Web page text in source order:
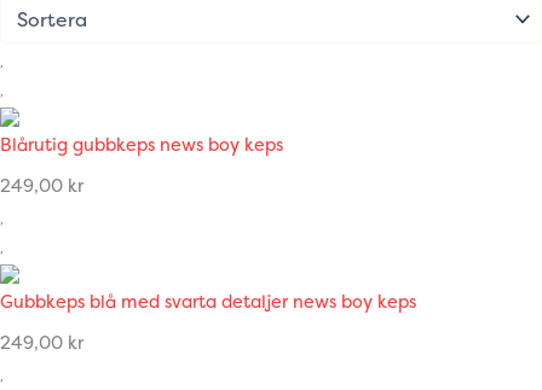
Blårutig gubbkeps news boy keps
249,00 kr
Gubbkeps blå med svarta detaljer news boy keps
249,00 kr